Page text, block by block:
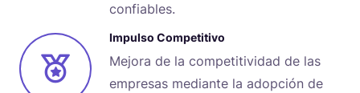
confiables.
Impulso Competitivo
Mejora de la competitividad de las
empresas mediante la adopción de